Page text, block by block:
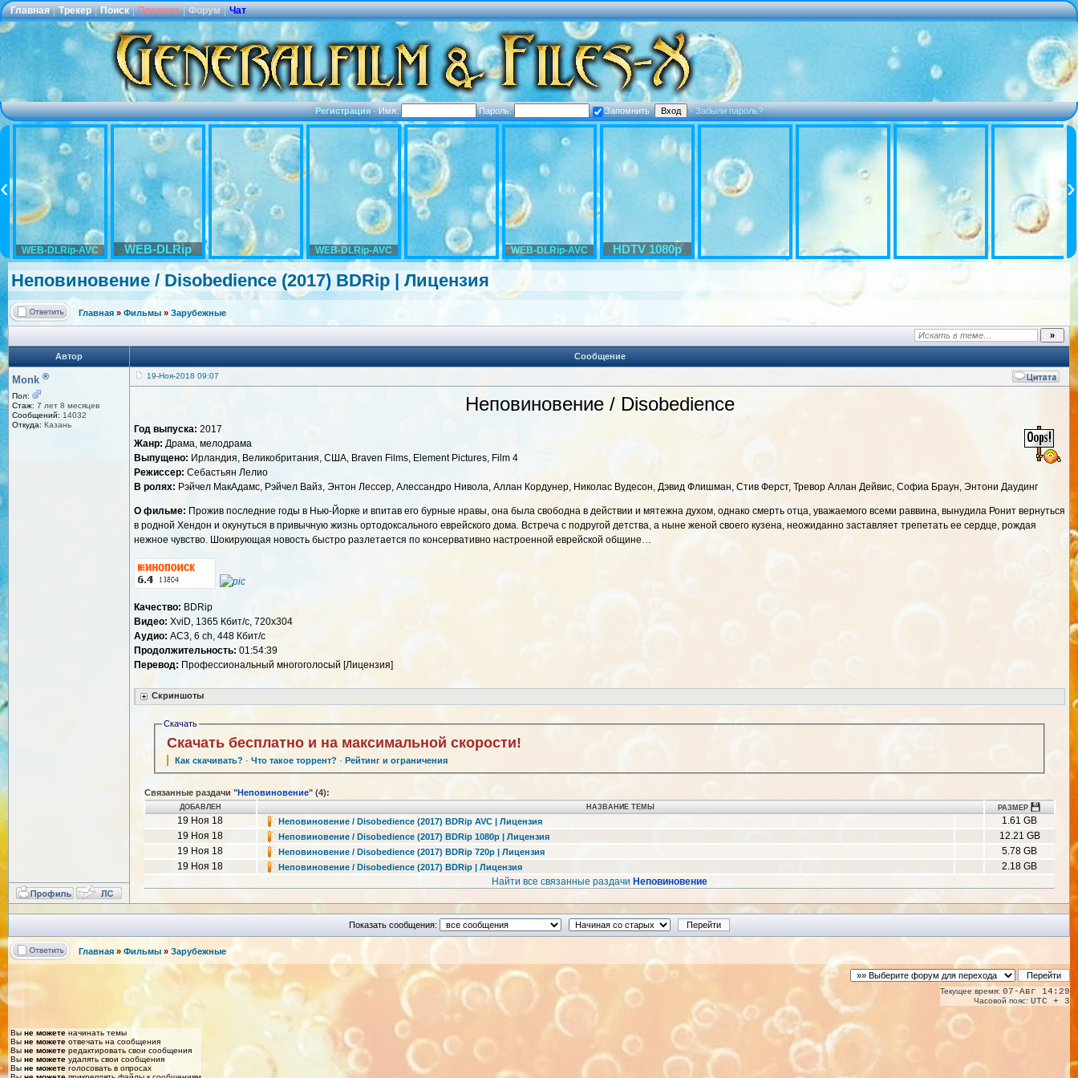
Главная | Трекер | Поиск | Правила | Форум | Чат
Регистрация·Имя: Пароль: Запомнить ·Забыли пароль?
WEB-DLRip-AVC WEB-DLRip WEB-DLRip-AVC WEB-DLRip-AVC HDTV 1080p
Неповиновение / Disobedience (2017) BDRip | Лицензия
Главная » Фильмы » Зарубежные
Автор Сообщение
Monk ®
Пол:
Стаж: 7 лет 8 месяцев
Сообщений: 14032
Откуда: Казань
19-Ноя-2018 09:07
Неповиновение / Disobedience
Год выпуска: 2017
Жанр: Драма, мелодрама
Выпущено: Ирландия, Великобритания, США, Braven Films, Element Pictures, Film 4
Режиссер: Себастьян Лелио
В ролях: Рэйчел МакАдамс, Рэйчел Вайз, Энтон Лессер, Алессандро Нивола, Аллан Кордунер, Николас Вудесон, Дэвид Флишман, Стив Ферст, Тревор Аллан Дейвис, Софиа Браун, Энтони Даудинг
О фильме: Прожив последние годы в Нью-Йорке и впитав его бурные нравы, она была свободна в действии и мятежна духом, однако смерть отца, уважаемого всеми раввина, вынудила Ронит вернуться
в родной Хендон и окунуться в привычную жизнь ортодоксального еврейского дома. Встреча с подругой детства, а ныне женой своего кузена, неожиданно заставляет трепетать ее сердце, рождая
нежное чувство. Шокирующая новость быстро разлетается по консервативно настроенной еврейской общине…
Качество: BDRip
Видео: XviD, 1365 Кбит/с, 720x304
Аудио: AC3, 6 ch, 448 Кбит/с
Продолжительность: 01:54:39
Перевод: Профессиональный многоголосый [Лицензия]
Скриншоты
Скачать
Скачать бесплатно и на максимальной скорости!
Как скачивать? ·Что такое торрент? · Рейтинг и ограничения
Связанные раздачи "Неповиновение" (4):
ДОБАВЛЕН НАЗВАНИЕ ТЕМЫ РАЗМЕР
19 Ноя 18 Неповиновение / Disobedience (2017) BDRip AVC | Лицензия
1.61 GB
19 Ноя 18
Неповиновение / Disobedience (2017) BDRip 1080p | Лицензия
12.21 GB
19 Ноя 18
Неповиновение / Disobedience (2017) BDRip 720p | Лицензия
5.78 GB
19 Ноя 18
Неповиновение / Disobedience (2017) BDRip | Лицензия
2.18 GB
Найти все связанные раздачи Неповиновение
Показать сообщения:
Главная » Фильмы » Зарубежные
Текущее время: 07-Авг 14:29
Часовой пояс: UTC + 3
Вы не можете начинать темы
Вы не можете отвечать на сообщения
Вы не можете редактировать свои сообщения
Вы не можете удалять свои сообщения
Вы не можете голосовать в опросах